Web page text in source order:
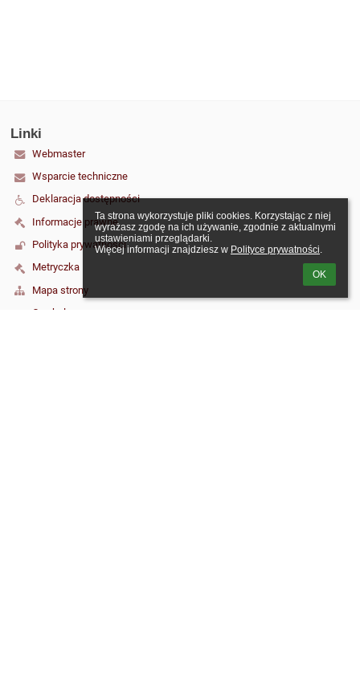
Ta strona wykorzystuje pliki cookies. Korzystając z niej
wyrażasz zgodę na ich używanie, zgodnie z aktualnymi
ustawieniami przeglądarki.
Więcej informacji znajdziesz w Polityce prywatności.
OK
Linki
Webmaster
Wsparcie techniczne
Deklaracja dostępności
Informacje prawne
Polityka prywatności
Metryczka
Mapa strony
O szkole